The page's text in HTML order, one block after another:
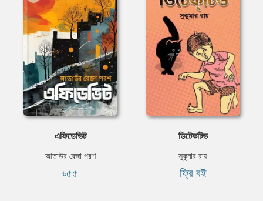
এফিডেভিট
আতাউর রেজা পরশ
৳৫৫
ডিটেকটিভ
সুকুমার রায়
ফ্রি বই